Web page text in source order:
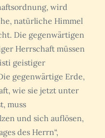
wird
natürliche Himmel
Die gegenwärtigen
Herrschaft müssen
geistiger
gegenwärtige Erde,
wie sie jetzt unter
muss
und sich auflösen,
des Herrn“,